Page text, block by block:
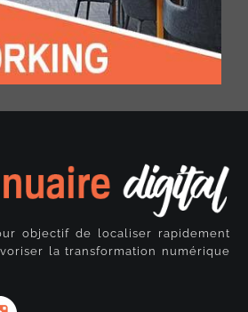
objectif de localiser rapidement
la transformation numérique